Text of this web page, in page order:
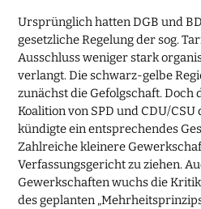
Ursprünglich hatten DGB und
gesetzliche Regelung der sog.
Ausschluss weniger stark
verlangt. Die schwarz-gelbe
zunächst die Gefolgschaft. Doch
Koalition von SPD und CDU/
kündigte ein entsprechendes
Zahlreiche kleinere
Verfassungsgericht zu ziehen.
Gewerkschaften wuchs die
des geplanten